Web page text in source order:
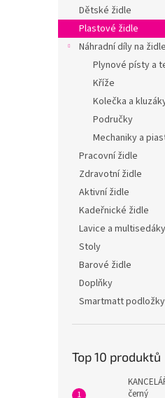
n
e
Dětské židle
Plastové židle
Náhradní díly na
Plynové písty a
Kříže
Kolečka a
Područky
Mechaniky a
Pracovní židle
Zdravotní židle
Aktivní židle
Kadeřnické židle
Lavice a multisedáky
Stoly
Barové židle
Doplňky
Smartmatt podložky
Top 10 produktů
černý